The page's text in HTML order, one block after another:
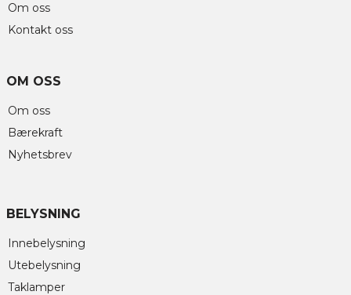
Om oss
Kontakt oss
OM OSS
Om oss
Bærekraft
Nyhetsbrev
BELYSNING
Innebelysning
Utebelysning
Taklamper